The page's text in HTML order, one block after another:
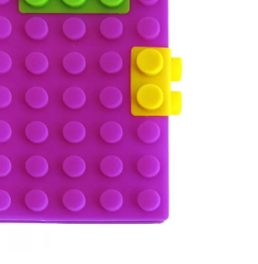
150₽
менее 50 символов) о товаре
с обязательным
даты заказа в нашем магазине
скидку 150₽
и розыгрышах в нашей